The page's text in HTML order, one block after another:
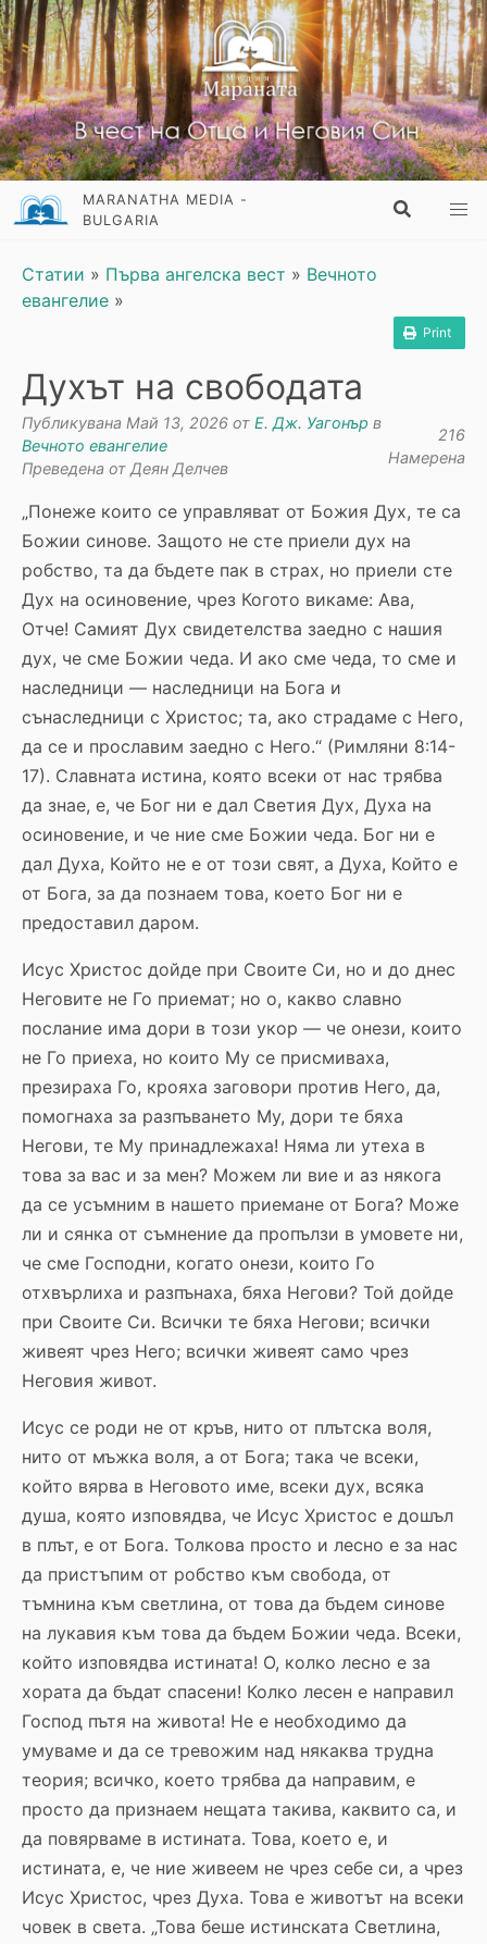
MARANATHA MEDIA -
BULGARIA
Статии » Първа ангелска вест » Вечното
евангелие »
Print
Духът на свободата
Публикувана Май 13, 2026 от E. Дж. Уагонър в
Вечното евангелие
Преведена от Деян Делчев
216
Намерена
„Понеже които се управляват от Божия Дух, те са
Божии синове. Защото не сте приели дух на
робство, та да бъдете пак в страх, но приели сте
Дух на осиновение, чрез Когото викаме: Ава,
Отче! Самият Дух свидетелства заедно с нашия
дух, че сме Божии чеда. И ако сме чеда, то сме и
наследници — наследници на Бога и
сънаследници с Христос; та, ако страдаме с Него,
да се и прославим заедно с Него.“ (Римляни 8:14-
17). Славната истина, която всеки от нас трябва
да знае, е, че Бог ни е дал Светия Дух, Духа на
осиновение, и че ние сме Божии чеда. Бог ни е
дал Духа, Който не е от този свят, а Духа, Който е
от Бога, за да познаем това, което Бог ни е
предоставил даром.
Исус Христос дойде при Своите Си, но и до днес
Неговите не Го приемат; но о, какво славно
послание има дори в този укор — че онези, които
не Го приеха, но които Му се присмиваха,
презираха Го, крояха заговори против Него, да,
помогнаха за разпъването Му, дори те бяха
Негови, те Му принадлежаха! Няма ли утеха в
това за вас и за мен? Можем ли вие и аз някога
да се усъмним в нашето приемане от Бога? Може
ли и сянка от съмнение да пропълзи в умовете ни,
че сме Господни, когато онези, които Го
отхвърлиха и разпънаха, бяха Негови? Той дойде
при Своите Си. Всички те бяха Негови; всички
живеят чрез Него; всички живеят само чрез
Неговия живот.
Исус се роди не от кръв, нито от плътска воля,
нито от мъжка воля, а от Бога; така че всеки,
който вярва в Неговото име, всеки дух, всяка
душа, която изповядва, че Исус Христос е дошъл
в плът, е от Бога. Толкова просто и лесно е за нас
да пристъпим от робство към свобода, от
тъмнина към светлина, от това да бъдем синове
на лукавия към това да бъдем Божии чеда. Всеки,
който изповядва истината! О, колко лесно е за
хората да бъдат спасени! Колко лесен е направил
Господ пътя на живота! Не е необходимо да
умуваме и да се тревожим над някаква трудна
теория; всичко, което трябва да направим, е
просто да признаем нещата такива, каквито са, и
да повярваме в истината. Това, което е, и
истината, е, че ние живеем не чрез себе си, а чрез
Исус Христос, чрез Духа. Това е животът на всеки
човек в света. „Това беше истинската Светлина,